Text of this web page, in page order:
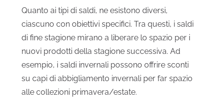
Quanto ai tipi di saldi, ne esistono diversi,
ciascuno con obiettivi specifici. Tra questi, i saldi
di fine stagione mirano a liberare lo spazio per i
nuovi prodotti della stagione successiva. Ad
esempio, i saldi invernali possono offrire sconti
su capi di abbigliamento invernali per far spazio
alle collezioni primavera/estate.